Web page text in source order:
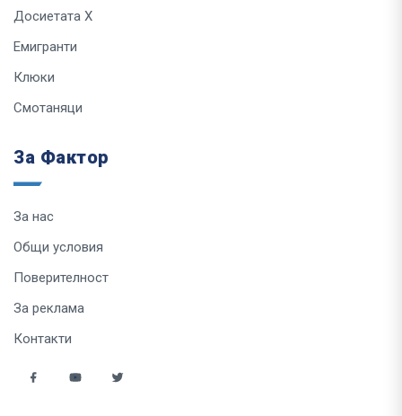
Досиетата Х
Емигранти
Клюки
Смотаняци
За Фактор
За нас
Общи условия
Поверителност
За реклама
Контакти